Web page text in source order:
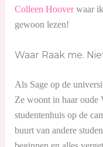
Colleen Hooverwaar ik
gewoon lezen!
Waar Raak me.
Als Sage op de
Ze woont in haar oude
studentenhuis op de
buurt van andere